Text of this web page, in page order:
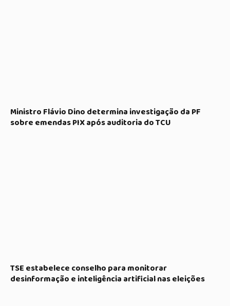
Ministro Flávio Dino determina investigação da PF
sobre emendas PIX após auditoria do TCU
TSE estabelece conselho para monitorar
desinformação e inteligência artificial nas eleições